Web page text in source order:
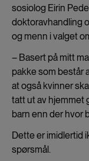
sosiolog Eirin
doktoravhandling
og menn i valget
– Basert på mitt
pakke som består
at også kvinner
tatt ut av hjemmet
barn enn der hvor
Dette er imidlertid
spørsmål.